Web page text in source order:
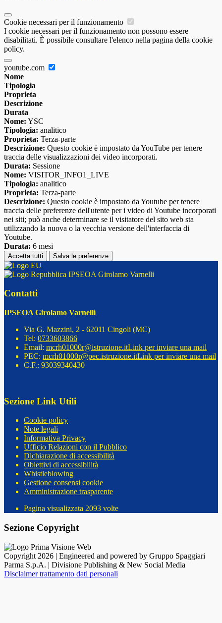
Cookie necessari per il funzionamento
I cookie necessari per il funzionamento non possono essere
disabilitati. È possibile consultare l'elenco nella pagina della cookie
policy.
youtube.com
Nome
Tipologia
Proprieta
Descrizione
Durata
Nome: YSC
Tipologia: analitico
Proprieta: Terza-parte
Descrizione: Questo cookie è impostato da YouTube per tenere
traccia delle visualizzazioni dei video incorporati.
Durata: Sessione
Nome: VISITOR_INFO1_LIVE
Tipologia: analitico
Proprieta: Terza-parte
Descrizione: Questo cookie è impostato da Youtube per tenere
traccia delle preferenze dell'utente per i video di Youtube incorporati
nei siti; può anche determinare se il visitatore del sito web sta
utilizzando la nuova o la vecchia versione dell'interfaccia di
Youtube.
Durata: 6 mesi
Accetta tutti Salva le preferenze
IPSEOA Girolamo Varnelli
Contatti
IPSEOA Girolamo Varnelli
Via G. Mazzini, 2 - 62011 Cingoli (MC)
Tel: 0733603866
Email: mcrh01000r@istruzione.itLink per inviare una mail
PEC: mcrh01000r@pec.istruzione.itLink per inviare una mail
C.F.: 93039340430
Sezione Link Utili
Cookie policy
Note legali
Informativa Privacy
Ufficio Relazioni con il Pubblico
Dichiarazione di accessibilità
Obiettivi di accessibilità
Whistleblowing
Gestione consensi cookie
Amministrazione trasparente
Pagina visualizzata 2093 volte
Sezione Copyright
Copyright 2026 | Engineered and powered by Gruppo Spaggiari
Parma S.p.A. | Divisione Publishing & New Social Media
Disclaimer trattamento dati personali